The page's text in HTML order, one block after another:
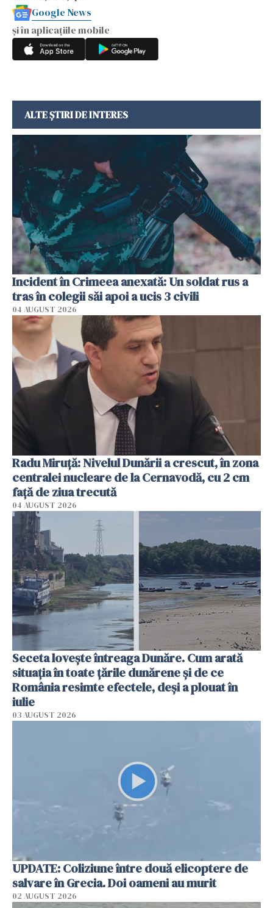
Google News
și în aplicațiile mobile
ALTE ȘTIRI DE INTERES
Incident în Crimeea anexată: Un soldat rus a
tras în colegii săi apoi a ucis 3 civili
04 AUGUST 2026
Radu Miruţă: Nivelul Dunării a crescut, în zona
centralei nucleare de la Cernavodă, cu 2 cm
faţă de ziua trecută
04 AUGUST 2026
Seceta lovește întreaga Dunăre. Cum arată
situația în toate țările dunărene și de ce
România resimte efectele, deși a plouat în
iulie
03 AUGUST 2026
UPDATE: Coliziune între două elicoptere de
salvare în Grecia. Doi oameni au murit
02 AUGUST 2026